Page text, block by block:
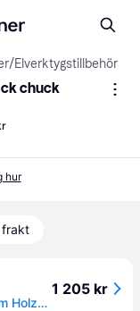
/Elverktygstillbehör
chuck
hur
frakt
4-backad chuck för träsnideri ø100mm Holzmann DREVD1100
1 205 kr